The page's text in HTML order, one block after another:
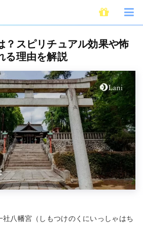
門田稲荷神社とは？スピリチュアル効果や怖い・
？スピリチュアル効果や怖
る理由を解説
社八幡宮（しもつけのくにいっしゃはち